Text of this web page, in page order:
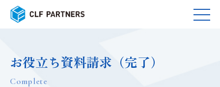
お役立ち資料請求（完了）
Complete